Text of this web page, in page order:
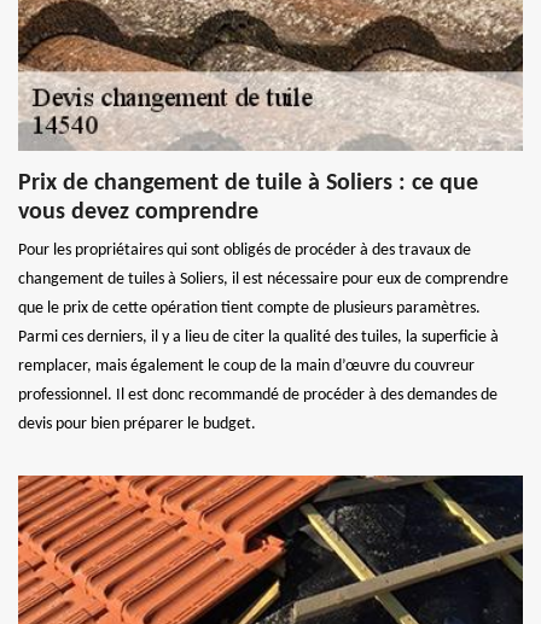
Prix de changement de tuile à Soliers : ce que
vous devez comprendre
Pour les propriétaires qui sont obligés de procéder à des travaux de
changement de tuiles à Soliers, il est nécessaire pour eux de comprendre
que le prix de cette opération tient compte de plusieurs paramètres.
Parmi ces derniers, il y a lieu de citer la qualité des tuiles, la superficie à
remplacer, mais également le coup de la main d’œuvre du couvreur
professionnel. Il est donc recommandé de procéder à des demandes de
devis pour bien préparer le budget.